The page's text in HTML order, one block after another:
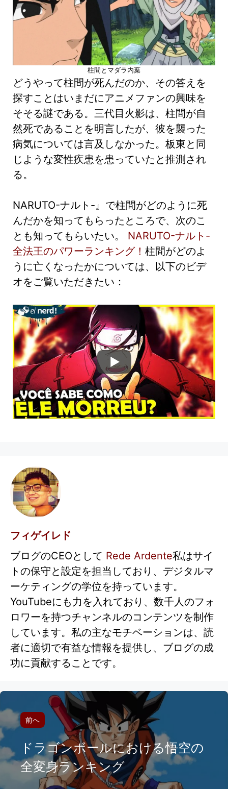
柱間とマダラ内葉
どうやって柱間が死んだのか、その答えを
探すことはいまだにアニメファンの興味を
そそる謎である。三代目火影は、柱間が自
然死であることを明言したが、彼を襲った
病気については言及しなかった。板東と同
じような変性疾患を患っていたと推測され
る。
NARUTO-ナルト-』で柱間がどのように死
んだかを知ってもらったところで、次のこ
とも知ってもらいたい。 NARUTO-ナルト-
全法王のパワーランキング！ 柱間がどのよ
うに亡くなったかについては、以下のビデ
オをご覧いただきたい：
フィゲイレド
ブログのCEOとして Rede Ardente私はサイ
トの保守と設定を担当しており、デジタルマ
ーケティングの学位を持っています。
YouTubeにも力を入れており、数千人のフォ
ロワーを持つチャンネルのコンテンツを制作
しています。私の主なモチベーションは、読
者に適切で有益な情報を提供し、ブログの成
功に貢献することです。
前へ
ドラゴンボールにおける悟空の
全変身ランキング